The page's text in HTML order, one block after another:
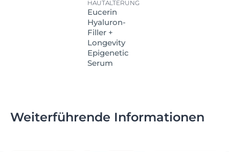
HAUTALTERUNG
Eucerin
Hyaluron-
Filler +
Longevity
Epigenetic
Serum
Weiterführende Informationen